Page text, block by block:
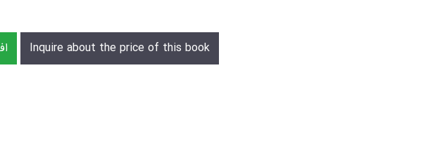
Inquire about the price of this book